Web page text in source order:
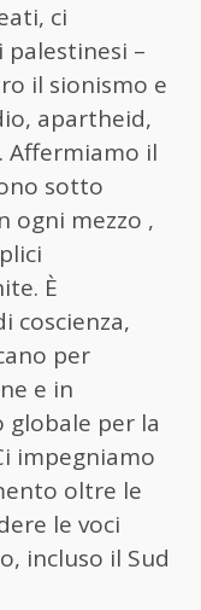
ci
–
il sionismo e
apartheid,
Affermiamo il
sotto
ogni mezzo ,
È
coscienza,
per
e in
per la
impegniamo
oltre le
le voci
incluso il Sud